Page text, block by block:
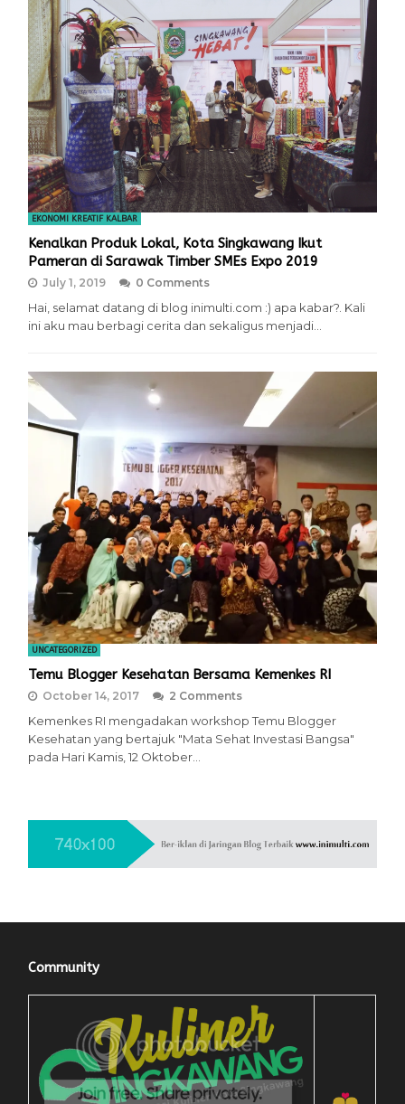
EKONOMI KREATIF KALBAR
Kenalkan Produk Lokal, Kota Singkawang Ikut
Pameran di Sarawak Timber SMEs Expo 2019
July 1, 2019 0 Comments
Hai, selamat datang di blog inimulti.com :) apa kabar?. Kali
ini aku mau berbagi cerita dan sekaligus menjadi…
UNCATEGORIZED
Temu Blogger Kesehatan Bersama Kemenkes RI
October 14, 2017 2 Comments
Kemenkes RI mengadakan workshop Temu Blogger
Kesehatan yang bertajuk "Mata Sehat Investasi Bangsa"
pada Hari Kamis, 12 Oktober…
Community